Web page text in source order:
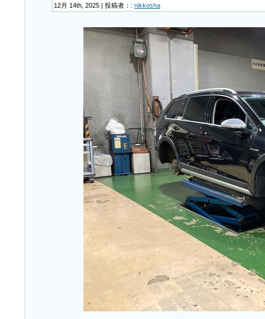
12月 14th, 2025 | 投稿者：: nikkosha